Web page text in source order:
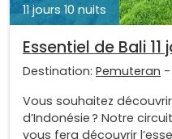
11 jours 10 nuits
Essentiel de Bali 11
Destination: Pemuteran -
Vous souhaitez
d’Indonésie ? Notre
vous fera découvrir